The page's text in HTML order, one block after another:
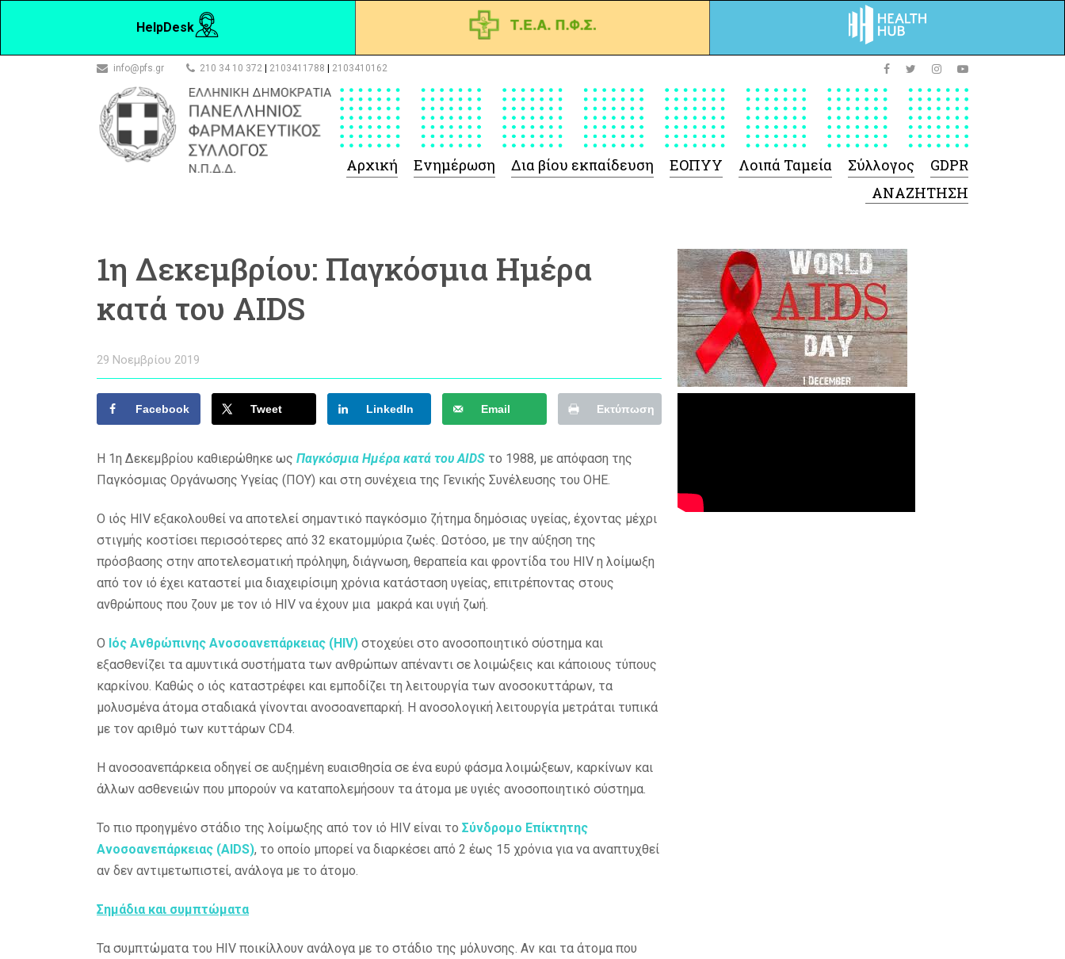
HelpDesk
info@pfs.gr 210 34 10 372 2103411788 2103410162
Αρχική Ενημέρωση Δια βίου εκπαίδευση ΕΟΠΥΥ
 Ιατροτεχνολογικών
Προϊόντων
-Γενικές πληροφορίες
Σύμβαση Ακουστικών/
Ορθοπεδικά/ Αναπνευστικές
συσκευές
-Σύμβαση Σκευασμάτων Ειδικής
Διατροφής
Λοιπά Ταμεία Σύλλογος GDPR
1η Δεκεμβρίου: Παγκόσμια Ημέρα
κατά του AIDS
29 Νοεμβρίου 2019
Facebook Tweet LinkedIn Email Εκτύπωση
Η 1η Δεκεμβρίου καθιερώθηκε ως Παγκόσμια Ημέρα κατά του AIDS το 1988, με απόφαση της
Παγκόσμιας Οργάνωσης Υγείας (ΠΟΥ) και στη συνέχεια της Γενικής Συνέλευσης του ΟΗΕ.
Ο ιός HIV εξακολουθεί να αποτελεί σημαντικό παγκόσμιο ζήτημα δημόσιας υγείας, έχοντας μέχρι
στιγμής κοστίσει περισσότερες από 32 εκατομμύρια ζωές. Ωστόσο, με την αύξηση της
πρόσβασης στην αποτελεσματική πρόληψη, διάγνωση, θεραπεία και φροντίδα του HIV η λοίμωξη
από τον ιό έχει καταστεί μια διαχειρίσιμη χρόνια κατάσταση υγείας, επιτρέποντας στους
ανθρώπους που ζουν με τον ιό HIV να έχουν μια μακρά και υγιή ζωή.
Ο Ιός Ανθρώπινης Ανοσοανεπάρκειας (HIV) στοχεύει στο ανοσοποιητικό σύστημα και
εξασθενίζει τα αμυντικά συστήματα των ανθρώπων απέναντι σε λοιμώξεις και κάποιους τύπους
καρκίνου. Καθώς ο ιός καταστρέφει και εμποδίζει τη λειτουργία των ανοσοκυττάρων, τα
μολυσμένα άτομα σταδιακά γίνονται ανοσοανεπαρκή. Η ανοσολογική λειτουργία μετράται τυπικά
με τον αριθμό των κυττάρων CD4.
Η ανοσοανεπάρκεια οδηγεί σε αυξημένη ευαισθησία σε ένα ευρύ φάσμα λοιμώξεων, καρκίνων και
άλλων ασθενειών που μπορούν να καταπολεμήσουν τα άτομα με υγιές ανοσοποιητικό σύστημα.
Το πιο προηγμένο στάδιο της λοίμωξης από τον ιό HIV είναι το Σύνδρομο Επίκτητης
Ανοσοανεπάρκειας (AIDS), το οποίο μπορεί να διαρκέσει από 2 έως 15 χρόνια για να αναπτυχθεί
αν δεν αντιμετωπιστεί, ανάλογα με το άτομο.
Σημάδια και συμπτώματα
Τα συμπτώματα του HIV ποικίλλουν ανάλογα με το στάδιο της μόλυνσης. Αν και τα άτομα που